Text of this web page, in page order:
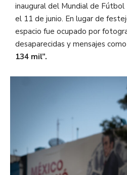
inaugural del Mundial de
el 11 de junio. En lugar de
espacio fue ocupado por
desaparecidas y mensajes como
134 mil”.